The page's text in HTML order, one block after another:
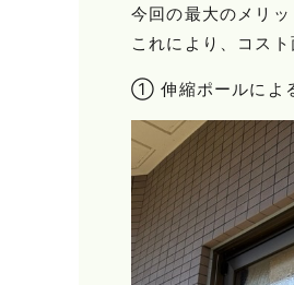
今回の最大のメリッ
これにより、コス
① 伸縮ポールによ